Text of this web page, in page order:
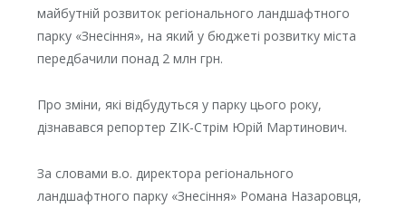
майбутній розвиток регіонального ландшафтного
парку «Знесіння», на який у бюджеті розвитку міста
передбачили понад 2 млн грн.
Про зміни, які відбудуться у парку цього року,
дізнавався репортер ZIK-Стрім Юрій Мартинович.
За словами в.о. директора регіонального
ландшафтного парку «Знесіння» Романа Назаровця,